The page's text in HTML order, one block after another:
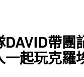
DAVID帶
起玩克羅